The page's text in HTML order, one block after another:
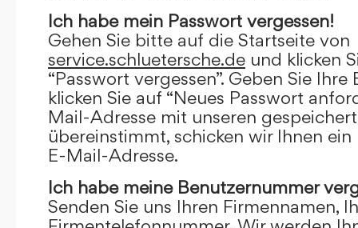
Ich habe mein Passwort vergessen!
Gehen Sie bitte auf die Startseite von
service.schluetersche.de und klicken
“Passwort vergessen”. Geben Sie
klicken Sie auf “Neues Passwort
Mail-Adresse mit unseren
übereinstimmt, schicken wir Ihnen
E-Mail-Adresse.
Ich habe meine Benutzernummer
Senden Sie uns Ihren Firmennamen,